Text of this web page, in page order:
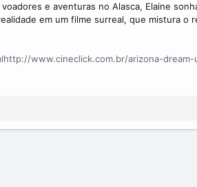
e aventuras no Alasca, Elaine
em um filme surreal, que mistura o
http://www.cineclick.com.br/arizona-dream-